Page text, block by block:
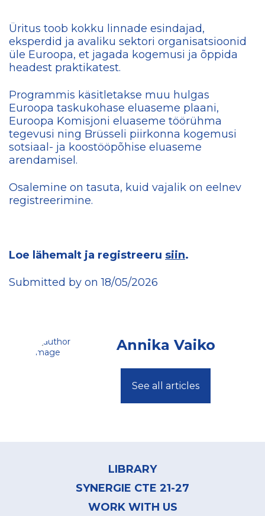
Üritus toob kokku linnade esindajad,
eksperdid ja avaliku sektori organisatsioonid
üle Euroopa, et jagada kogemusi ja õppida
headest praktikatest.
Programmis käsitletakse muu hulgas
Euroopa taskukohase eluaseme plaani,
Euroopa Komisjoni eluaseme töörühma
tegevusi ning Brüsseli piirkonna kogemusi
sotsiaal- ja koostööpõhise eluaseme
arendamisel.
Osalemine on tasuta, kuid vajalik on eelnev
registreerimine.
Loe lähemalt ja registreeru siin.
Submitted by on 18/05/2026
Annika Vaiko
See all articles
LIBRARY
SYNERGIE CTE 21-27
WORK WITH US